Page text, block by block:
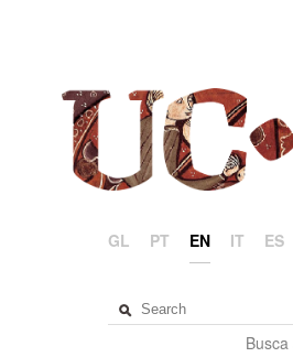
GL PT EN IT ES